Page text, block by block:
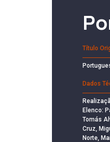
Título
Dados
Elenco:
Tomás
Cruz,
Norte,